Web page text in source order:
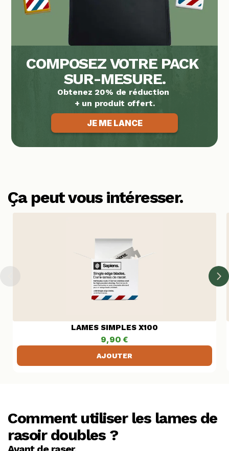
COMPOSEZ VOTRE PACK
SUR-MESURE.
Obtenez 20% de réduction
+ un produit offert.
JE ME LANCE
Ça peut vous intéresser.
LAMES SIMPLES X100
9,90 €
AJOUTER
Comment utiliser les lames de
rasoir doubles ?